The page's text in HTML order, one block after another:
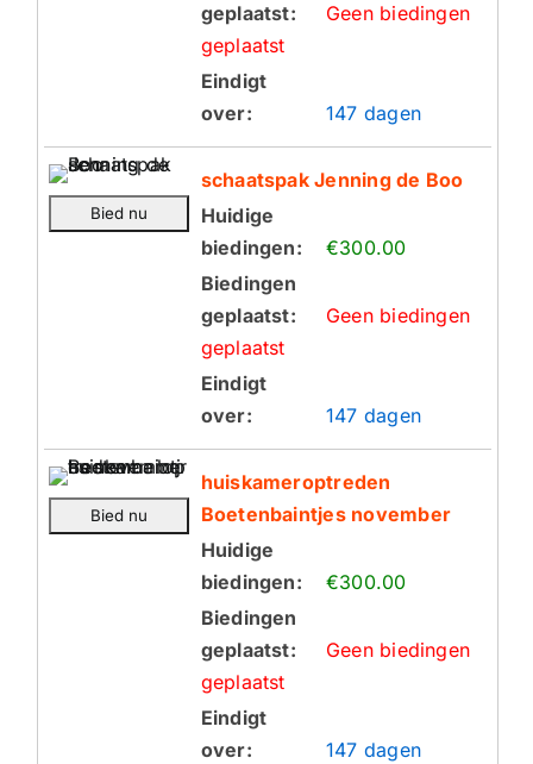
geplaatst:
Geen biedingen
geplaatst
Eindigt
over:
147 dagen
schaatspak Jenning de Boo
Huidige
biedingen:
€300.00
Biedingen
geplaatst:
Geen biedingen
geplaatst
Eindigt
over:
147 dagen
huiskameroptreden
Boetenbaintjes november
Huidige
biedingen:
€300.00
Biedingen
geplaatst:
Geen biedingen
geplaatst
Eindigt
over:
147 dagen